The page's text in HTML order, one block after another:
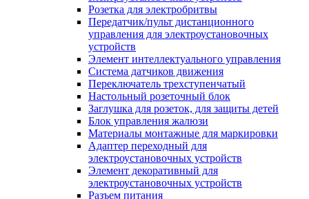
Розетка для электробритвы
Передатчик/пульт дистанционного
управления для электроустановочных
устройств
Элемент интеллектуального управления
Система датчиков движения
Переключатель трехступенчатый
Настольный розеточный блок
Заглушка для розеток, для защиты детей
Блок управления жалюзи
Материалы монтажные для маркировки
Адаптер переходный для
электроустановочных устройств
Элемент декоративный для
электроустановочных устройств
Разъем питания